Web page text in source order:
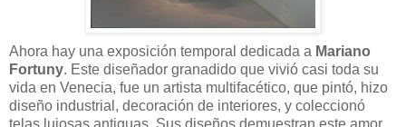
Ahora hay una exposición temporal dedicada a Mariano
Fortuny. Este diseñador granadido que vivió casi toda su
vida en Venecia, fue un artista multifacético, que pintó, hizo
diseño industrial, decoración de interiores, y coleccionó